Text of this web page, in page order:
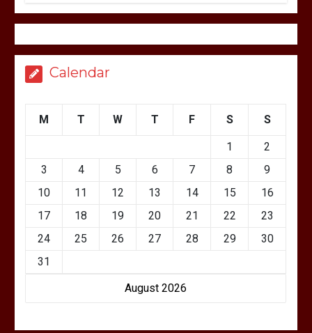
Calendar
August 2026
M T W T F S S
1
2
3
4 5 6 7 8
9
10
11 12 13 14 15
16
17
18 19 20 21 22
23
24
25 26 27 28 29
30
31